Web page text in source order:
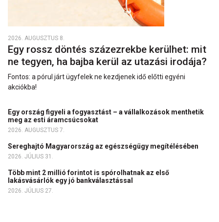
2026. AUGUSZTUS 8.
Egy rossz döntés százezrekbe kerülhet: mit
ne tegyen, ha bajba kerül az utazási irodája?
Fontos: a pórul járt ügyfelek ne kezdjenek idő előtti egyéni
akciókba!
Egy ország figyeli a fogyasztást – a vállalkozások menthetik
meg az esti áramcsúcsokat
2026. AUGUSZTUS 7.
Sereghajtó Magyarország az egészségügy megítélésében
2026. JÚLIUS 31.
Több mint 2 millió forintot is spórolhatnak az első
lakásvásárlók egy jó bankválasztással
2026. JÚLIUS 27.